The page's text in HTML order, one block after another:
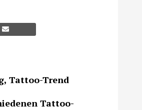
Tattoo-Trend
Tattoo-